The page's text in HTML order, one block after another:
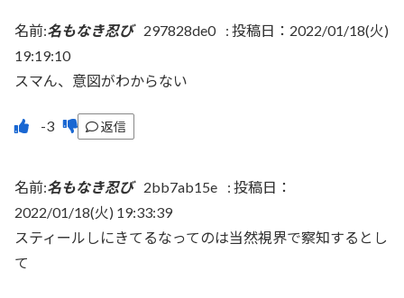
名前:名もなき忍び 297828de0 : 投稿日：2022/01/18(火)
19:19:10
スマん、意図がわからない
返信
名前:名もなき忍び 2bb7ab15e : 投稿日：
2022/01/18(火) 19:33:39
スティールしにきてるなってのは当然視界で察知するとし
て